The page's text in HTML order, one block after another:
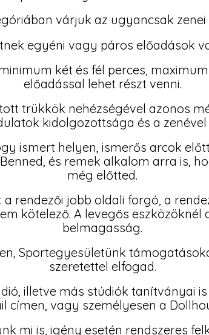
várjuk az ugyancsak
egyéni vagy páros előadások
két és fél perces,
előadással lehet részt venni.
trükkök nehézségével azonos
kidolgozottsága és a zenével
ismert helyen, ismerős arcok
és remek alkalom arra is,
még előtted.
rendezői jobb oldali forgó, a
kötelező. A levegős eszközöknél
belmagasság.
Sportegyesületünk
szeretettel elfogad.
illetve más stúdiók tanítványai
címen, vagy személyesen a
mi is, igény esetén rendszeres